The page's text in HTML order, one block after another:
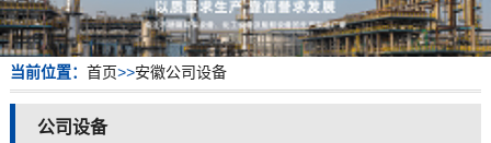
当前位置： 首页>>安徽公司设备
公司设备